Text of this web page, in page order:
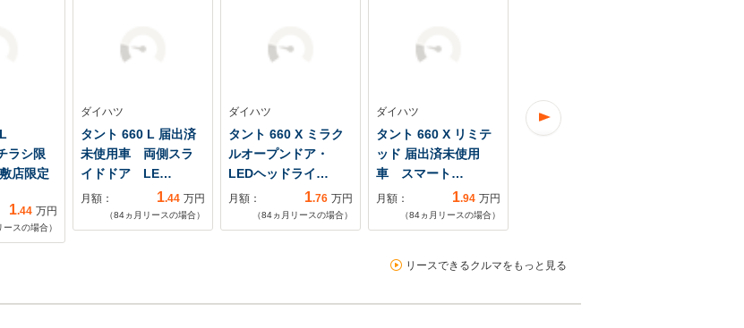
ラシ限
店限定
1.44 万円
スの場合）
ダイハツ
タント 660 L 届出済
未使用車 両側スラ
イドドア LE…
月額： 1.44 万円
（84ヵ月リースの場合）
ダイハツ
タント 660 X ミラク
ルオープンドア・
LEDヘッドライ…
月額： 1.76 万円
（84ヵ月リースの場合）
ダイハツ
タント 660 X リミテ
ッド 届出済未使用
車 スマート…
月額： 1.94 万円
（84ヵ月リースの場合）
ダイハツ
タント 660 X メモリ
リースできるクルマをもっと見る